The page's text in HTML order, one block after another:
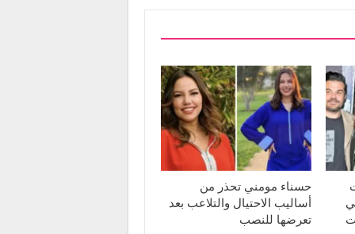
حسناء مومني تحذر من
أساليب الاحتيال والتلاعب بعد
تعرضها للنصب